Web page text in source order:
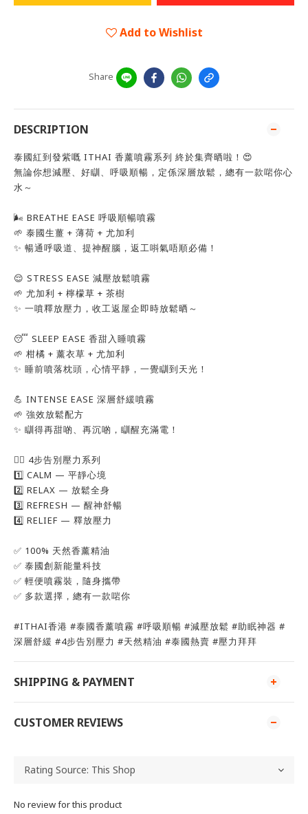
Add to Wishlist
Share
DESCRIPTION
泰國紅到發紫嘅 ITHAI 香薰噴霧系列 終於集齊晒啦！😍
無論你想減壓、好瞓、呼吸順暢，定係深層放鬆，總有一款啱你心
水～
🌬 BREATHE EASE 呼吸順暢噴霧
🌱 泰國生薑 + 薄荷 + 尤加利
✨ 暢通呼吸道、提神醒腦，返工唞氣唔順必備！
😌 STRESS EASE 減壓放鬆噴霧
🌱 尤加利 + 檸檬草 + 茶樹
✨ 一噴釋放壓力，收工返屋企即時放鬆晒～
😴 SLEEP EASE 香甜入睡噴霧
🌱 柑橘 + 薰衣草 + 尤加利
✨ 睡前噴落枕頭，心情平靜，一覺瞓到天光！
💪 INTENSE EASE 深層舒緩噴霧
🌱 強效放鬆配方
✨ 瞓得再甜啲、再沉啲，瞓醒充滿電！
🧘‍♀️ 4步告別壓力系列
1️⃣ CALM — 平靜心境
2️⃣ RELAX — 放鬆全身
3️⃣ REFRESH — 醒神舒暢
4️⃣ RELIEF — 釋放壓力
✅ 100% 天然香薰精油
✅ 泰國創新能量科技
✅ 輕便噴霧裝，隨身攜帶
✅ 多款選擇，總有一款啱你
#ITHAI香港 #泰國香薰噴霧 #呼吸順暢 #減壓放鬆 #助眠神器 #
深層舒緩 #4步告別壓力 #天然精油 #泰國熱賣 #壓力拜拜
SHIPPING & PAYMENT
CUSTOMER REVIEWS
No review for this product